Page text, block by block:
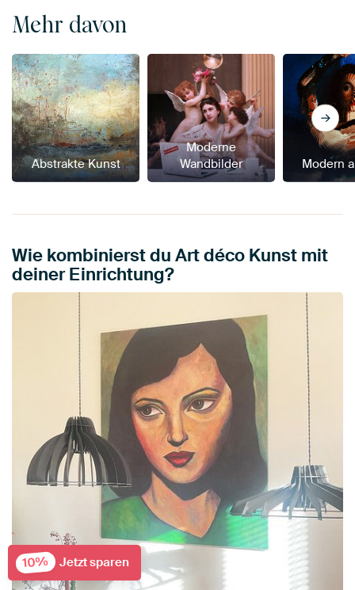
Mehr davon
Abstrakte Kunst
Moderne
Wandbilder
Modern
Wie kombinierst du Art déco Kunst mit
deiner Einrichtung?
10% Jetzt sparen